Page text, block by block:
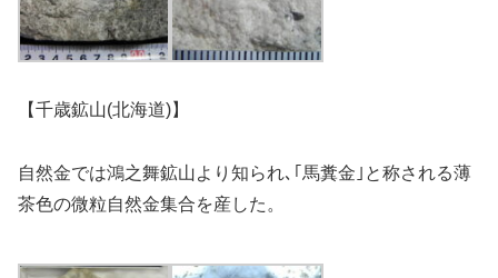
【千歳鉱山(北海道)】
自然金では鴻之舞鉱山より知られ､｢馬糞金｣と称される薄
茶色の微粒自然金集合を産した。